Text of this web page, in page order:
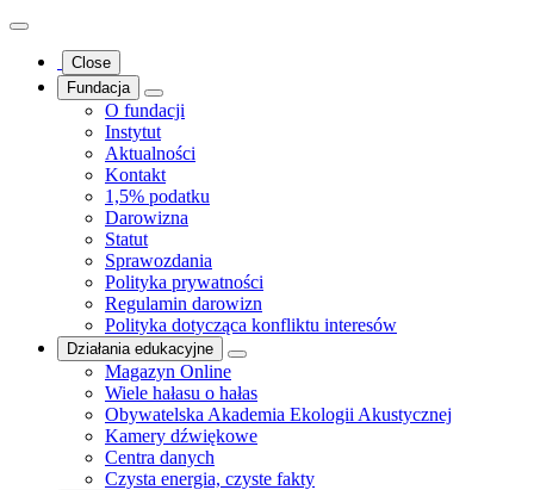
Close
Fundacja
O fundacji
Instytut
Aktualności
Kontakt
1,5% podatku
Darowizna
Statut
Sprawozdania
Polityka prywatności
Regulamin darowizn
Polityka dotycząca konfliktu interesów
Działania edukacyjne
Magazyn Online
Wiele hałasu o hałas
Obywatelska Akademia Ekologii Akustycznej
Kamery dźwiękowe
Centra danych
Czysta energia, czyste fakty